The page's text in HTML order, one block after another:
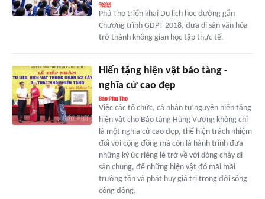
Phú Thọ triển khai Du lịch học đường gắn
Chương trình GDPT 2018, đưa di sản văn hóa
trở thành không gian học tập thực tế.
Hiến tặng hiện vật bảo tàng -
nghĩa cử cao đẹp
Việc các tổ chức, cá nhân tự nguyện hiến tặng
hiện vật cho Bảo tàng Hùng Vương không chỉ
là một nghĩa cử cao đẹp, thể hiện trách nhiệm
đối với cộng đồng mà còn là hành trình đưa
những ký ức riêng lẻ trở về với dòng chảy di
sản chung, để những hiện vật đó mãi mãi
trường tồn và phát huy giá trị trong đời sống
cộng đồng.